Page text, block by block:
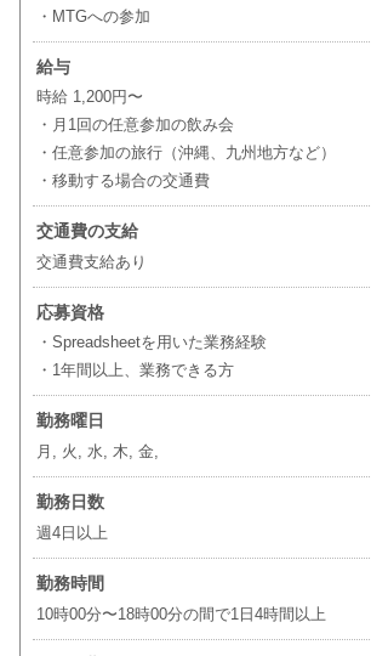
・MTGへの参加
給与
時給 1,200円〜
・月1回の任意参加の飲み会
・任意参加の旅行（沖縄、九州地方など）
・移動する場合の交通費
交通費の支給
交通費支給あり
応募資格
・Spreadsheetを用いた業務経験
・1年間以上、業務できる方
勤務曜日
月, 火, 水, 木, 金,
勤務日数
週4日以上
勤務時間
10時00分〜18時00分の間で1日4時間以上